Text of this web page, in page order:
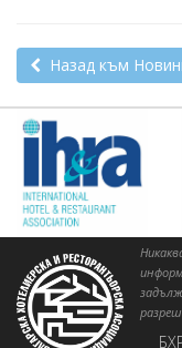
Назад към